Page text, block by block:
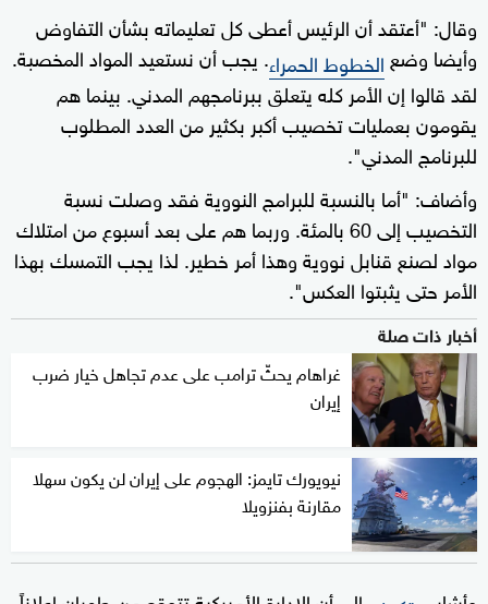
وقال: "أعتقد أن الرئيس أعطى كل تعليماته بشأن التفاوض
وأيضا وضعالخطوط الحمراء. يجب أن نستعيد المواد المخصبة.
لقد قالوا إن الأمر كله يتعلق ببرنامجهم المدني. بينما هم
يقومون بعمليات تخصيب أكبر بكثير من العدد المطلوب
للبرنامج المدني".
وأضاف: "أما بالنسبة للبرامج النووية فقد وصلت نسبة
التخصيب إلى 60 بالمئة. وربما هم على بعد أسبوع من امتلاك
مواد لصنع قنابل نووية وهذا أمر خطير. لذا يجب التمسك بهذا
الأمر حتى يثبتوا العكس".
أخبار ذات صلة
غراهام يحثّ ترامب على عدم تجاهل خيار ضرب
إيران
نيويورك تايمز: الهجوم على إيران لن يكون سهلا
مقارنة بفنزويلا